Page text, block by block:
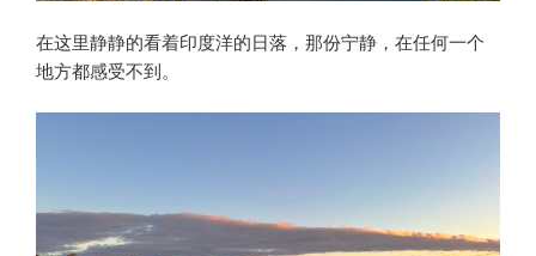
在这里静静的看着印度洋的日落，那份宁静，在任何一个
地方都感受不到。